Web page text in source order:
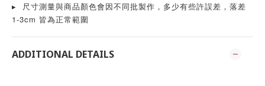
▸  尺寸測量與商品顏色會因不同批製作，多少有些許誤差，落差
1-3cm 皆為正常範圍
ADDITIONAL DETAILS